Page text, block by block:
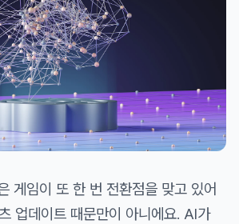
게임이 또 한 번 전환점을 맞고 있어
업데이트 때문만이 아니에요. AI가